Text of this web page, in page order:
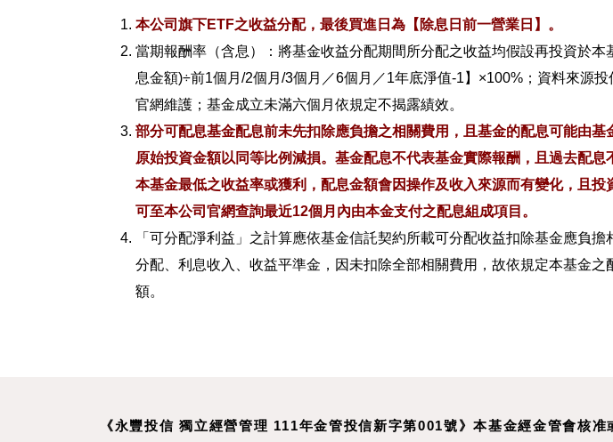
本公司旗下ETF之收益分配，最後買進日為【除息日前一營業日】。
當期報酬率（含息）：將基金收益分配期間所分配之收益均假設再投資於
息金額)÷前1個月/2個月/3個月／6個月／1年底淨值-1】×100%；資料來源
官網維護；基金成立未滿六個月依規定不揭露績效。
部分可配息基金配息前未先扣除應負擔之相關費用，且基金的配息可能由
原始投資金額以同等比例減損。基金配息不代表基金實際報酬，且過去配
本基金最低之收益率或獲利，配息金額會因操作及收入來源而有變化，且
可至本公司官網查詢最近12個月內由本金支付之配息組成項目。
「可分配淨利益」之計算應依基金信託契約所載可分配收益扣除基金應負
分配、利息收入、收益平準金，因未扣除全部相關費用，故依規定本基金
額。
《永豐投信 獨立經營管理 111年金管投信新字第001號》本基金經金管會核